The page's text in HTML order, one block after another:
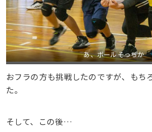
あ、ボールそっちか
おフラの方も挑戦したのですが、もち
た。
そして、この後…